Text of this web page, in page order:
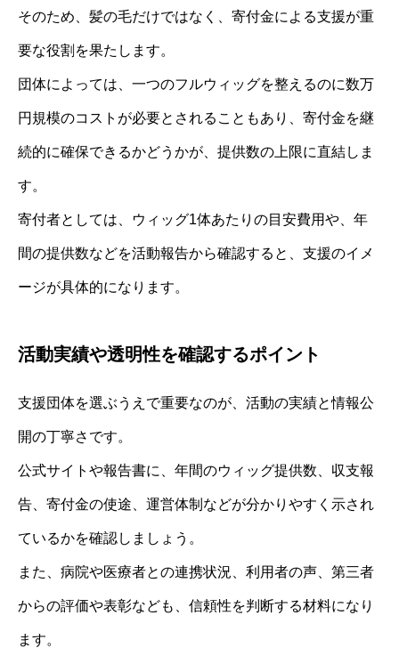
そのため、髪の毛だけではなく、寄付金による支援が重
要な役割を果たします。
団体によっては、一つのフルウィッグを整えるのに数万
円規模のコストが必要とされることもあり、寄付金を継
続的に確保できるかどうかが、提供数の上限に直結しま
す。
寄付者としては、ウィッグ1体あたりの目安費用や、年
間の提供数などを活動報告から確認すると、支援のイメ
ージが具体的になります。
活動実績や透明性を確認するポイント
支援団体を選ぶうえで重要なのが、活動の実績と情報公
開の丁寧さです。
公式サイトや報告書に、年間のウィッグ提供数、収支報
告、寄付金の使途、運営体制などが分かりやすく示され
ているかを確認しましょう。
また、病院や医療者との連携状況、利用者の声、第三者
からの評価や表彰なども、信頼性を判断する材料になり
ます。